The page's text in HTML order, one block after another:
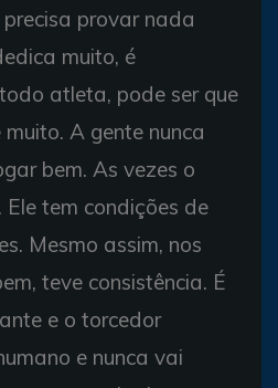
provar nada
muito, é
atleta, pode ser que
A gente nunca
bem. As vezes o
tem condições de
Mesmo assim, nos
teve consistência. É
e o torcedor
e nunca vai